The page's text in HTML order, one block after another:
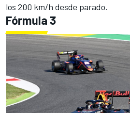
los 200 km/h desde parado.
Fórmula 3